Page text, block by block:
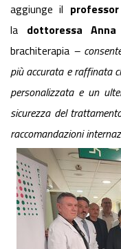
aggiunge il
la dottoressa
brachiterapia –
più accurata e raffinata
personalizzata e un
sicurezza del
raccomandazioni